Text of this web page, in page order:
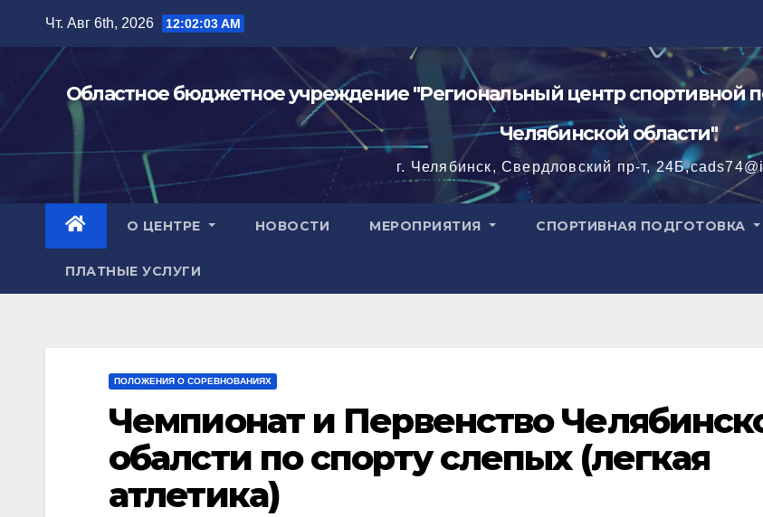
содержимому
Чт. Авг 6th, 2026 12:02:05 AM
Областное бюджетное учреждение "Региональный центр спортивной
Челябинской области"
г. Челябинск, Свердловский пр-т,
О ЦЕНТРЕ НОВОСТИ МЕРОПРИЯТИЯ СПОРТИВНАЯ ПОДГОТОВКА
ПЛАТНЫЕ УСЛУГИ
ПОЛОЖЕНИЯ О СОРЕВНОВАНИЯХ
Чемпионат и Первенство
обалсти по спорту слепых (легкая
атлетика)